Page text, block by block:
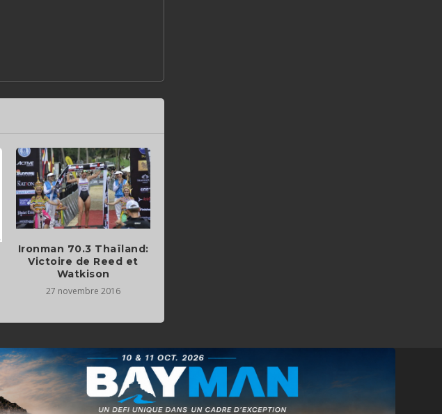
Ironman 70.3 Thaïland:
Victoire de Reed et
Watkison
27 novembre 2016